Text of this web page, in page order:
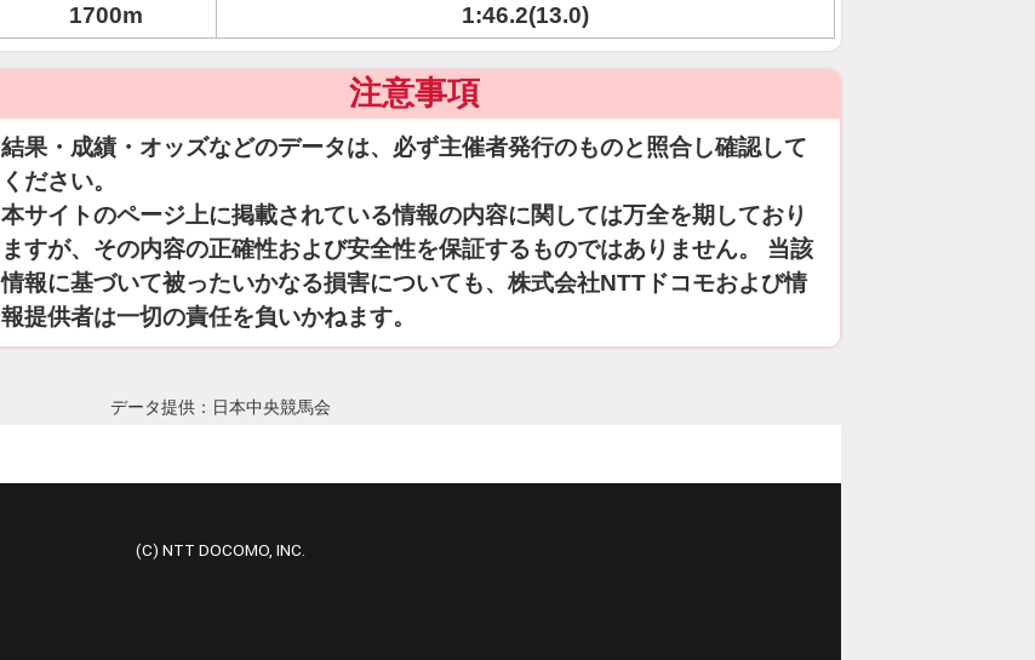
1700m
1:46.2(13.0)
注意事項
結果・成績・オッズなどのデータは、必ず主催者発行のものと照合し確認して
ください。
本サイトのページ上に掲載されている情報の内容に関しては万全を期しており
ますが、その内容の正確性および安全性を保証するものではありません。 当該
情報に基づいて被ったいかなる損害についても、株式会社NTTドコモおよび情
報提供者は一切の責任を負いかねます。
データ提供：日本中央競馬会
(C) NTT DOCOMO, INC.